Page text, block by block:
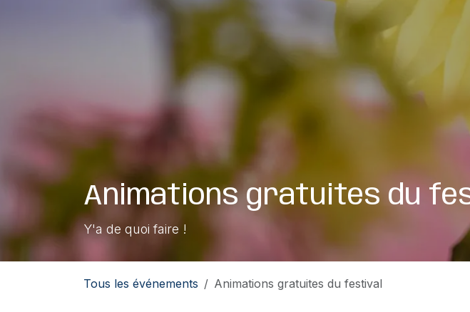
Animations gratuites du
Y'a de quoi faire !
Tous les événements Animations gratuites du festival